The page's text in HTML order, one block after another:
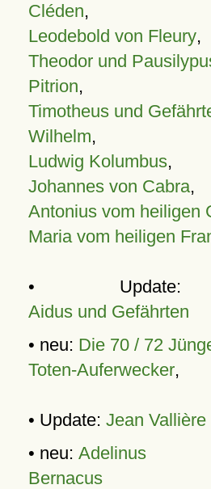
Cléden,
Leodebold von Fleury,
Theodor und
Pitrion,
Timotheus und
Wilhelm,
Ludwig Kolumbus,
Johannes von Cabra,
Antonius vom heiligen
Maria vom heiligen
•
Aidus und Gefährten
• neu: Die 70 / 72
Toten-Auferwecker,
• Update: Jean Vallière
• neu: Adelinus
Bernacus